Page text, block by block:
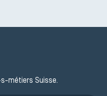
métiers Suisse.